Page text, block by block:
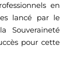
en
lancé par le
Souveraineté
pour cette